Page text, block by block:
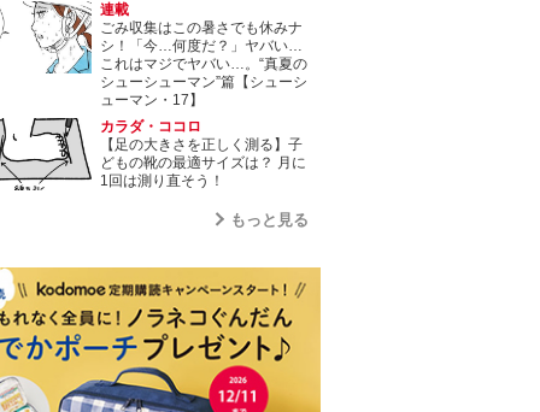
連載
ごみ収集はこの暑さでも休みナ
シ！「今…何度だ？」ヤバい…
これはマジでヤバい…。“真夏の
シューシューマン”篇【シューシ
ューマン・17】
カラダ・ココロ
【足の大きさを正しく測る】子
どもの靴の最適サイズは？ 月に
1回は測り直そう！
もっと見る